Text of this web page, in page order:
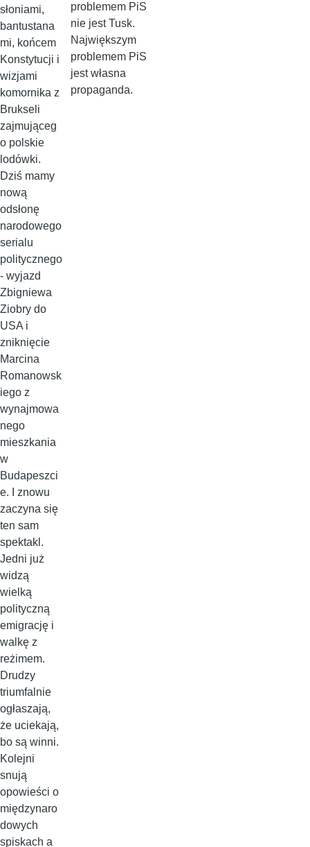
słoniami,
bantustana
mi, końcem
Konstytucji i
wizjami
komornika z
Brukseli
zajmująceg
o polskie
lodówki.
Dziś mamy
nową
odsłonę
narodowego
serialu
politycznego
- wyjazd
Zbigniewa
Ziobry do
USA i
zniknięcie
Marcina
Romanowsk
iego z
wynajmowa
nego
mieszkania
w
Budapeszci
e. I znowu
zaczyna się
ten sam
spektakl.
Jedni już
widzą
wielką
polityczną
emigrację i
walkę z
reżimem.
Drudzy
triumfalnie
ogłaszają,
że uciekają,
bo są winni.
Kolejni
snują
opowieści o
międzynaro
dowych
spiskach a
problemem PiS
nie jest Tusk.
Największym
problemem PiS
jest własna
propaganda.